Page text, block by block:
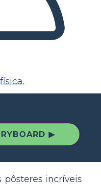
▶
incríveis